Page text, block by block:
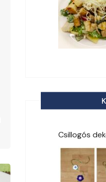
Csillogós